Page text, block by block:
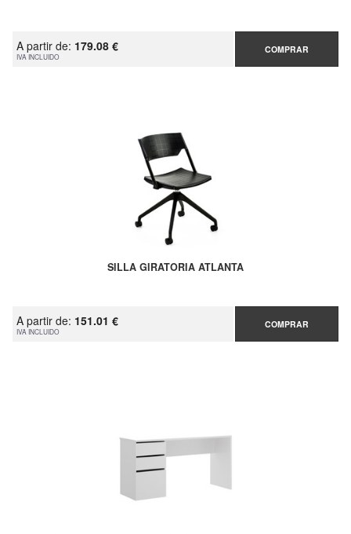
A partir de: 179.08 €
IVA INCLUIDO
COMPRAR
SILLA GIRATORIA ATLANTA
A partir de: 151.01 €
IVA INCLUIDO
COMPRAR